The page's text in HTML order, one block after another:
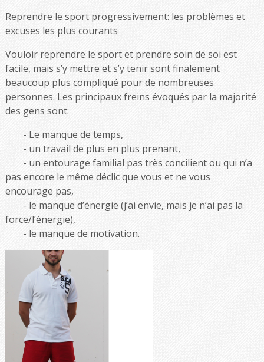
Reprendre le sport progressivement: les problèmes et
excuses les plus courants
Vouloir reprendre le sport et prendre soin de soi est
facile, mais s’y mettre et s’y tenir sont finalement
beaucoup plus compliqué pour de nombreuses
personnes. Les principaux freins évoqués par la majorité
des gens sont:
Le manque de temps,
un travail de plus en plus prenant,
un entourage familial pas très concilient ou qui n’a
pas encore le même déclic que vous et ne vous
encourage pas,
le manque d’énergie (j’ai envie, mais je n’ai pas la
force/l’énergie),
le manque de motivation.